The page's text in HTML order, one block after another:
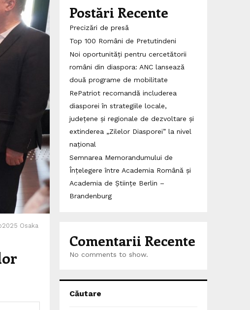
Osaka
Postări Recente
Precizări de presă
Top 100 Români de Pretutindeni
Noi oportunități pentru cercetătorii
români din diaspora: ANC lansează
două programe de mobilitate
RePatriot recomandă includerea
diasporei în strategiile locale,
județene și regionale de dezvoltare și
extinderea „Zilelor Diasporei” la nivel
național
Semnarea Memorandumului de
Înțelegere între Academia Română și
Academia de Științe Berlin –
Brandenburg
Comentarii Recente
No comments to show.
Căutare